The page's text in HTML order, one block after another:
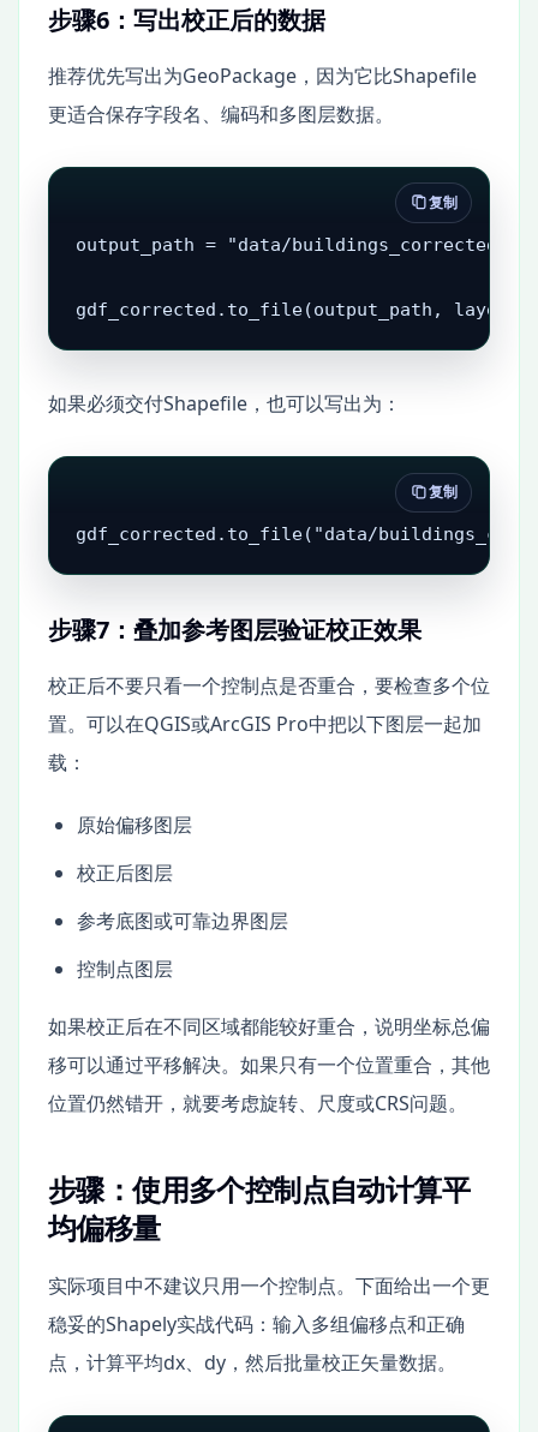
步骤6：写出校正后的数据
推荐优先写出为GeoPackage，因为它比Shapefile
更适合保存字段名、编码和多图层数据。
output_path = "data/
gdf_corrected.to_file(output_path,
复制
如果必须交付Shapefile，也可以写出为：
gdf_corrected.to_file("data/
复制
步骤7：叠加参考图层验证校正效果
校正后不要只看一个控制点是否重合，要检查多个位
置。可以在QGIS或ArcGIS Pro中把以下图层一起加
载：
原始偏移图层
校正后图层
参考底图或可靠边界图层
控制点图层
如果校正后在不同区域都能较好重合，说明坐标总偏
移可以通过平移解决。如果只有一个位置重合，其他
位置仍然错开，就要考虑旋转、尺度或CRS问题。
步骤：使用多个控制点自动计算平
均偏移量
实际项目中不建议只用一个控制点。下面给出一个更
稳妥的Shapely实战代码：输入多组偏移点和正确
点，计算平均dx、dy，然后批量校正矢量数据。